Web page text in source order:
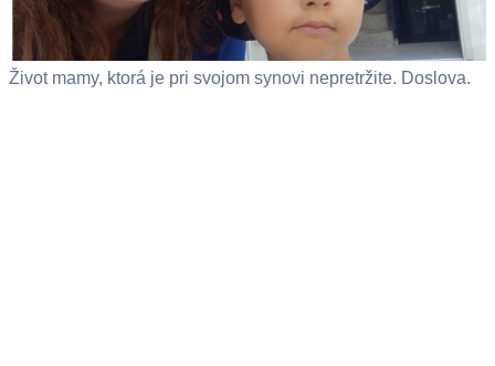
Život mamy, ktorá je pri svojom synovi nepretržite. Doslova.